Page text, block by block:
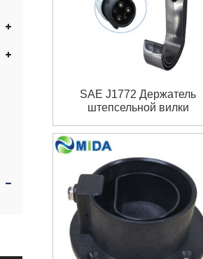
SAE J1772 Держатель
штепсельной вилки
кобуры